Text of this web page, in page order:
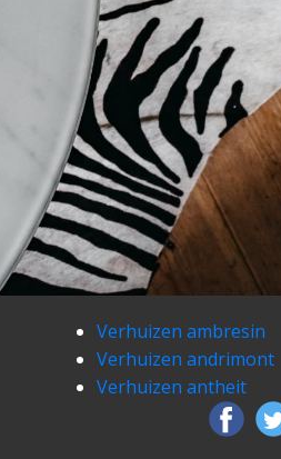
Verhuizen ambresin
Verhuizen andrimont
Verhuizen antheit